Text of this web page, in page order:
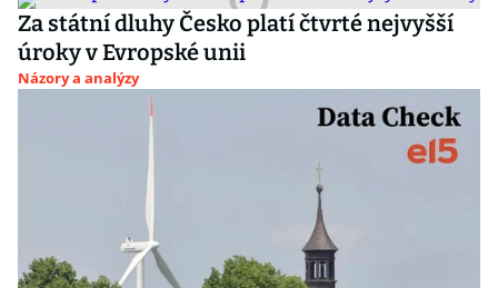
Za státní dluhy Česko platí čtvrté nejvyšší
úroky v Evropské unii
Názory a analýzy